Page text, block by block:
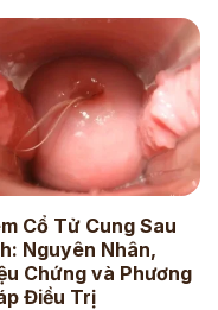
Cổ Tử Cung Sau
Nguyên Nhân,
Chứng và Phương
Điều Trị